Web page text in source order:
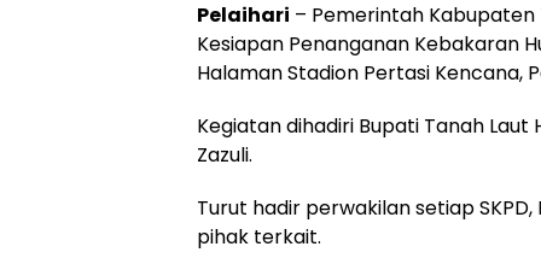
Pelaihari – Pemerintah Kabupaten
Kesiapan Penanganan Kebakaran
Halaman Stadion Pertasi Kencana,
Kegiatan dihadiri Bupati Tanah Laut
Zazuli.
Turut hadir perwakilan setiap
pihak terkait.